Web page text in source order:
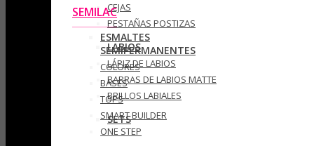
CEJAS
PESTAÑAS POSTIZAS
LABIOS
LÁPIZ DE LABIOS
BARRAS DE LABIOS MATTE
BRILLOS LABIALES
SETS
SEMILAC
ESMALTES
SEMIPERMANENTES
COLORES
BASES
TOPS
SMART BUILDER
ONE STEP